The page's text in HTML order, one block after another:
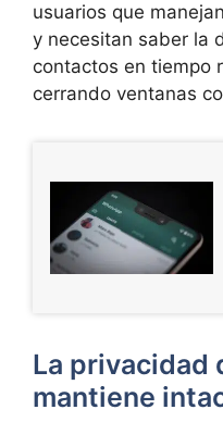
usuarios que
y necesitan saber la
contactos en tiempo
cerrando ventanas
La privacidad
mantiene